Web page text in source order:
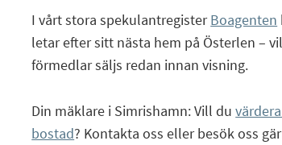
I vårt stora spekulantregisterBoagenten
letar efter sitt nästa hem på Österlen –
förmedlar säljs redan innan visning.
Din mäklare i Simrishamn: Vill du
bostad? Kontakta oss eller besök oss
Facebook